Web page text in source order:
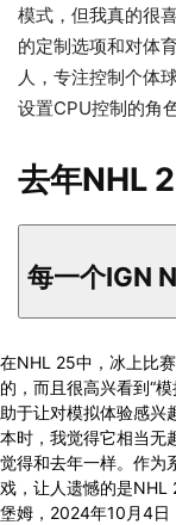
模式，但我真的很
的定制选项和对体
人，专注控制个体
设置CPU控制的角色
去年NHL
每一个IGN
在NHL 25中，冰上比
的，而且很高兴看到“
助于让对模拟体验感兴
本时，我觉得它相当无
觉得和去年一样。作为
戏，让人遗憾的是NHL
堡姆，2024年10月4日